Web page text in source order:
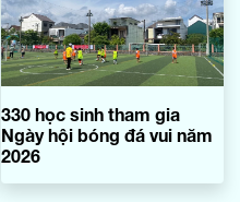
330 học sinh tham gia
Ngày hội bóng đá vui năm
2026